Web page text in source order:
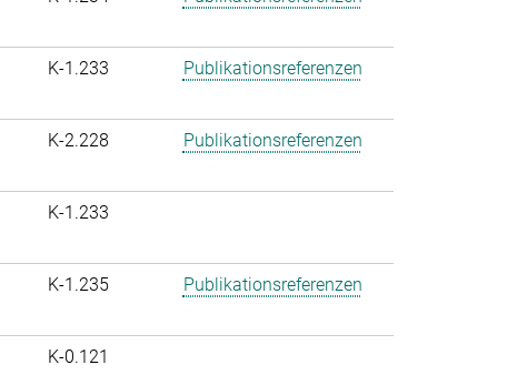
K-1.233 Publikationsreferenzen
K-2.228 Publikationsreferenzen
K-1.233
K-1.235 Publikationsreferenzen
K-0.121